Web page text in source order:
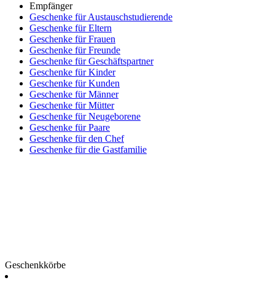
Empfänger
Geschenke für Austauschstudierende
Geschenke für Eltern
Geschenke für Frauen
Geschenke für Freunde
Geschenke für Geschäftspartner
Geschenke für Kinder
Geschenke für Kunden
Geschenke für Männer
Geschenke für Mütter
Geschenke für Neugeborene
Geschenke für Paare
Geschenke für den Chef
Geschenke für die Gastfamilie
Geschenkkörbe